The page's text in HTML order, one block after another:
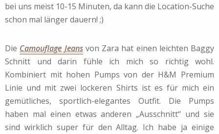
bei uns meist 10-15 Minuten, da kann die Location-Suche
schon mal länger dauern! ;)
Die Camouflage Jeansvon Zara hat einen leichten Baggy
Schnitt und darin fühle ich mich so richtig wohl.
Kombiniert mit hohen Pumps von der H&M Premium
Linie und mit zwei lockeren Shirts ist es für mich ein
gemütliches, sportlich-elegantes Outfit. Die Pumps
haben mal einen etwas anderen „Ausschnitt“ und sie
sind wirklich super für den Alltag. Ich habe ja einige